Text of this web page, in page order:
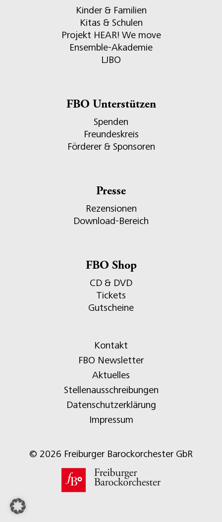
Kinder & Familien
Kitas & Schulen
Projekt HEAR! We move
Ensemble-Akademie
LJBO
FBO Unterstützen
Spenden
Freundeskreis
Förderer & Sponsoren
Presse
Rezensionen
Download-Bereich
FBO Shop
CD & DVD
Tickets
Gutscheine
Kontakt
FBO Newsletter
Aktuelles
Stellenausschreibungen
Datenschutzerklärung
Impressum
© 2026 Freiburger Barockorchester GbR